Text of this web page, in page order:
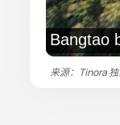
Bangtao
来源：Tinora